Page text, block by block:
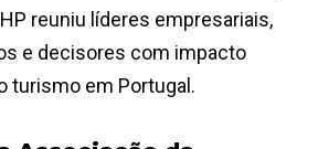
reuniu líderes empresariais,
e decisores com impacto
turismo em Portugal.